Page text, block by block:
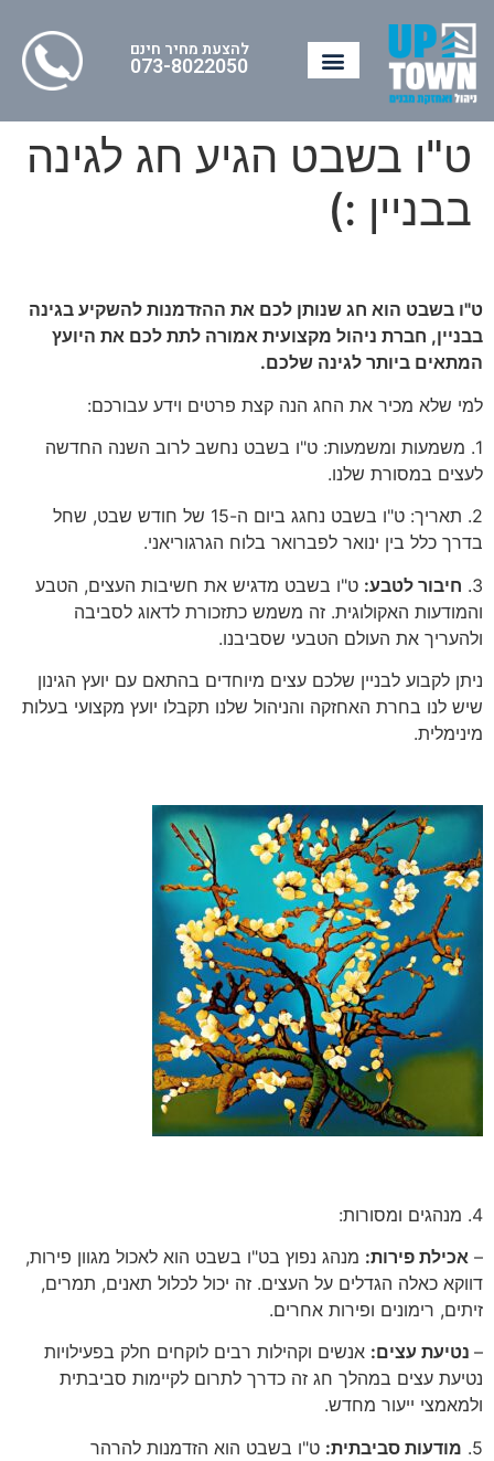
להצעת מחיר חינם
073-8022050
ט"ו בשבט הגיע חג לגינה
בבניין :)
ט"ו בשבט הוא חג שנותן לכם את ההזדמנות להשקיע בגינה
בבניין, חברת ניהול מקצועית אמורה לתת לכם את היועץ
המתאים ביותר לגינה שלכם.
למי שלא מכיר את החג הנה קצת פרטים וידע עבורכם:
1. משמעות ומשמעות: ט"ו בשבט נחשב לרוב השנה החדשה
לעצים במסורת שלנו.
2. תאריך: ט"ו בשבט נחגג ביום ה-15 של חודש שבט, שחל
בדרך כלל בין ינואר לפברואר בלוח הגרגוריאני.
3. חיבור לטבע: ט"ו בשבט מדגיש את חשיבות העצים, הטבע
והמודעות האקולוגית. זה משמש כתזכורת לדאוג לסביבה
ולהעריך את העולם הטבעי שסביבנו.
ניתן לקבוע לבניין שלכם עצים מיוחדים בהתאם עם יועץ הגינון
שיש לנו בחרת האחזקה והניהול שלנו תקבלו יועץ מקצועי בעלות
מינימלית.
4. מנהגים ומסורות:
– אכילת פירות: מנהג נפוץ בט"ו בשבט הוא לאכול מגוון פירות,
דווקא כאלה הגדלים על העצים. זה יכול לכלול תאנים, תמרים,
זיתים, רימונים ופירות אחרים.
– נטיעת עצים: אנשים וקהילות רבים לוקחים חלק בפעילויות
נטיעת עצים במהלך חג זה כדרך לתרום לקיימות סביבתית
ולמאמצי ייעור מחדש.
5. מודעות סביבתית: ט"ו בשבט הוא הזדמנות להרהר